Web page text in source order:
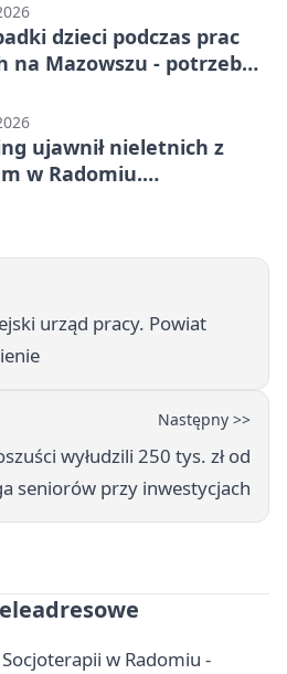
dzieci podczas prac
na Mazowszu - potrzebna
ujawnił nieletnich z
w Radomiu.
urząd pracy. Powiat
Następny >>
wyłudzili 250 tys. zł od
seniorów przy inwestycjach
w Radomiu -